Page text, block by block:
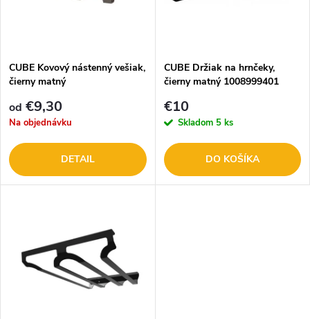
e
p
r
o
u
s
p
r
o
k
CUBE Kovový nástenný vešiak,
čierny matný
od €9,30
Na objednávku
DETAIL
CUBE Držiak na hrnčeky,
čierny matný 1008999401
€10
Skladom 5 ks
DO KOŠÍKA